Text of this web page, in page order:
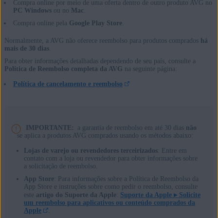
Compra online por meio de uma oferta dentro de outro produto AVG no
PC Windowsou no Mac.
Compra online pela Google Play Store.
Normalmente, a AVG não oferece reembolso para produtos comprados há
mais de 30 dias.
Para obter informações detalhadas dependendo de seu país, consulte a
Política de Reembolso completa da AVG na seguinte página:
Política de cancelamento e reembolso
IMPORTANTE: a garantia de reembolso em até 30 dias não
se aplica a produtos AVG comprados usando os métodos abaixo:
Lojas de varejo ou revendedores terceirizados: Entre em
contato com a loja ou revendedor para obter informações sobre
a solicitação de reembolso.
App Store: Para informações sobre a Política de Reembolso da
App Store e instruções sobre como pedir o reembolso, consulte
este artigo do Suporte da Apple: Suporte da Apple ▸Solicite
um reembolso para aplicativos ou conteúdo comprados da
Apple
.